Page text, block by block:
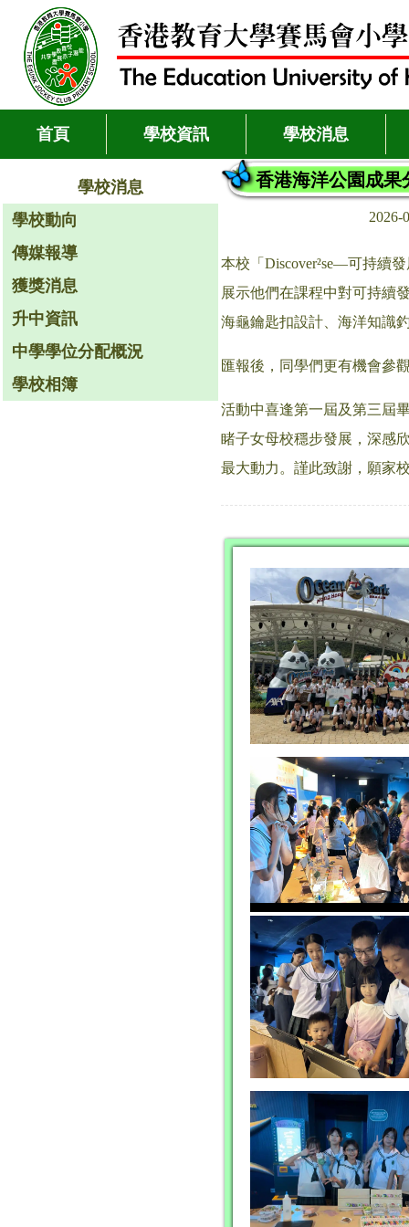
首頁 學校資訊 學校消息
學校消息
學校動向
傳媒報導
獲獎消息
升中資訊
中學學位分配概況
學校相簿
香港海洋公園成果
2026-
本校「Discover²se—可持續
展示他們在課程中對可持續
海龜鑰匙扣設計、海洋知識
匯報後，同學們更有機會參
活動中喜逢第一屆及第三屆
睹子女母校穩步發展，深感
最大動力。謹此致謝，願家